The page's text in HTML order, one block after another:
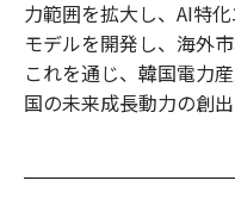
力範囲を拡大し、AI特
モデルを開発し、海外
これを通じ、韓国電力
国の未来成長動力の創